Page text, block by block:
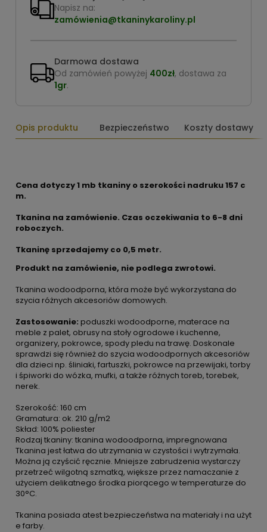
Napisz na:
zamówienia@tkaninykaroliny.pl
Darmowa dostawa
Od zamówień powyżej 400zł, dostawa za
1gr.
Opis produktu Bezpieczeństwo Koszty dostawy
Cena dotyczy 1 mb tkaniny o szerokości nadruku 157 c
m.
Tkanina na zamówienie. Czas oczekiwania to 6-8 dni
roboczych.
Tkaninę sprzedajemy co 0,5 metr.
Produkt na zamówienie, nie podlega zwrotowi.
Tkanina wodoodporna, która może być wykorzystana do
szycia różnych akcesoriów domowych.
Zastosowanie: poduszki wodoodporne, materace na
meble z palet, obrusy na stoły ogrodowe i kuchenne,
organizery, pokrowce, spody pledu na trawę. Doskonale
sprawdzi się również do szycia wodoodpornych akcesoriów
dla dzieci np. śliniaki, fartuszki, pokrowce na przewijaki, torby
i śpiworki do wózka, mufki, a także różnych toreb, torebek,
nerek.
Szerokość: 160 cm
Gramatura: ok. 210 g/m2
Skład: 100% poliester
Rodzaj tkaniny: tkanina wodoodporna, impregnowana
Tkanina jest łatwa do utrzymania w czystości i wytrzymała.
Można ją czyścić ręcznie. Mniejsze zabrudzenia wystarczy
przetrzeć wilgotną szmatką, większe przez namaczanie z
użyciem delikatnego środka piorącego w temperaturze do
30°C.
Tkanina posiada atest bezpieczeństwa na materiały i na użyt
e farby.